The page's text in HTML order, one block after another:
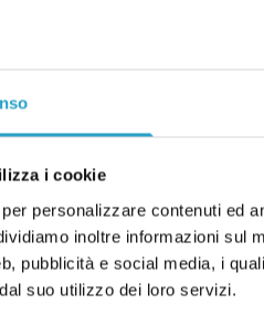
i cookie
personalizzare contenuti ed
inoltre informazioni sul
pubblicità e social media, i
suo utilizzo dei loro servizi.